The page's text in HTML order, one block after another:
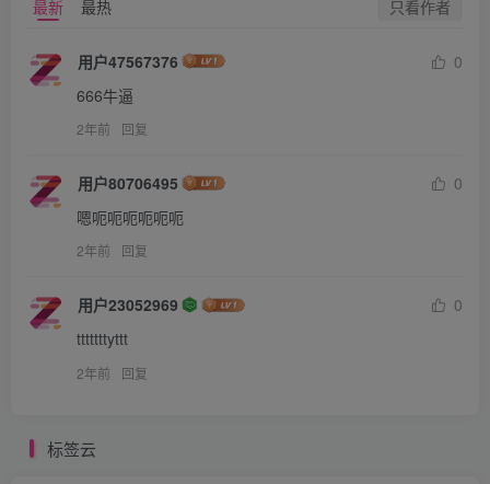
最新 最热 只看作者
用户47567376
0
666牛逼
2年前 回复
用户80706495
0
嗯呃呃呃呃呃呃
2年前 回复
用户23052969
0
tttttttyttt
2年前 回复
标签云